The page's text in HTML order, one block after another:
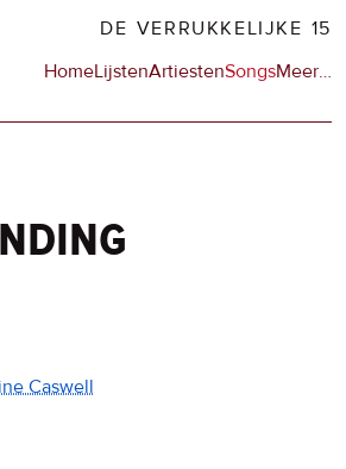
DE VERRUKKELIJKE 15
HomeLijstenArtiestenSongsMeerop
…
Caswell